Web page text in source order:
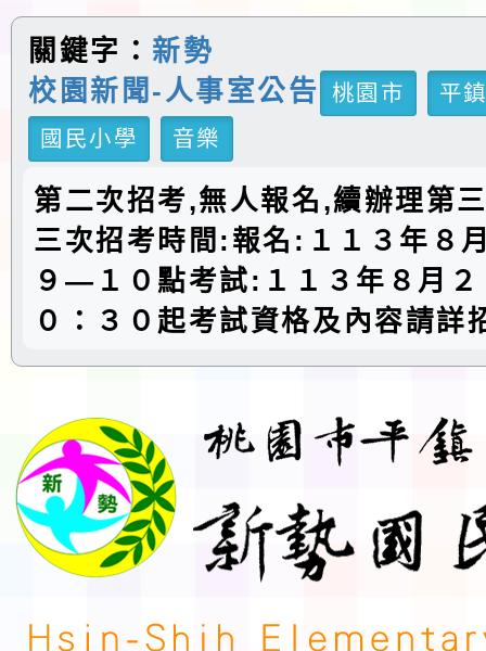
關鍵字： 新勢
校園新聞-人事室公告
桃園市
平
國民小學
音樂
第二次招考,無人報名,續辦理第
三次招考時間:報名:１１３年８
９—１０點考試:１１３年８月２
０：３０起考試資格及內容請詳